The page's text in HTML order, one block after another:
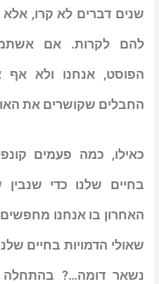
שנים דברים לא קרו, אלא
להם לקרות. אם
הפוסט,אנחנו ולא
החבלים שקושרים את
כאילו, כמה פעמים
בחיים שלנו כדי
האחרון בו אנחנו
שאולי הדמויות בחיים
נשאר דומה…? בהתחלה